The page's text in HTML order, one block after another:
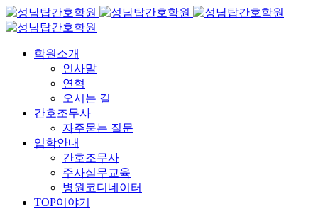
학원소개
인사말
연혁
오시는 길
간호조무사
자주묻는 질문
입학안내
간호조무사
주사실무교육
병원코디네이터
TOP이야기